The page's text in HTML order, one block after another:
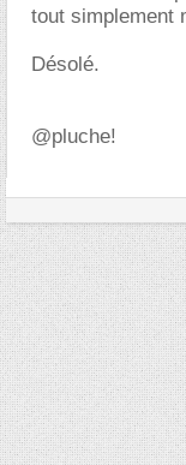
tout simplement
Désolé.
@pluche!